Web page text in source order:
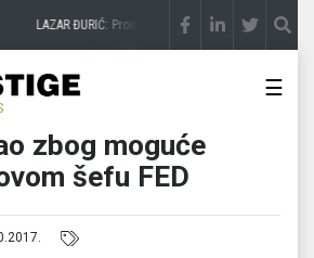
LAZAR ĐURIĆ: Promocija potencijal pretvara u
☰
zbog moguće
šefu FED